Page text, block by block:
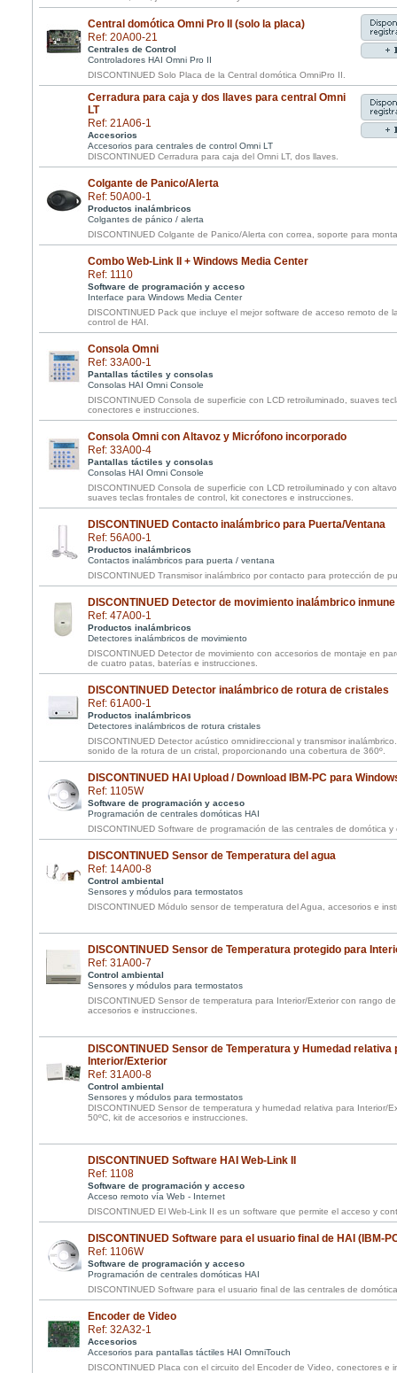
Central domótica Omni Pro II (solo la placa)
Ref: 20A00-21
Centrales de Control
Controladores HAI Omni Pro II
DISCONTINUED Solo Placa de la Central domótica OmniPro II.
Cerradura para caja y dos llaves para central Omni
LT
Ref: 21A06-1
Accesorios
Accesorios para centrales de control Omni LT
DISCONTINUED Cerradura para caja del Omni LT, dos llaves.
Colgante de Panico/Alerta
Ref: 50A00-1
Productos inalámbricos
Colgantes de pánico / alerta
DISCONTINUED Colgante de Panico/Alerta con correa, soporte para
Combo Web-Link II + Windows Media Center
Ref: 1110
Software de programación y acceso
Interface para Windows Media Center
DISCONTINUED Pack que incluye el mejor software de acceso remoto de
control de HAI.
Consola Omni
Ref: 33A00-1
Pantallas táctiles y consolas
Consolas HAI Omni Console
DISCONTINUED Consola de superficie con LCD retroiluminado, suaves
conectores e instrucciones.
Consola Omni con Altavoz y Micrófono incorporado
Ref: 33A00-4
Pantallas táctiles y consolas
Consolas HAI Omni Console
DISCONTINUED Consola de superficie con LCD retroiluminado y con
suaves teclas frontales de control, kit conectores e instrucciones.
DISCONTINUED Contacto inalámbrico para Puerta/Ventana
Ref: 56A00-1
Productos inalámbricos
Contactos inalámbricos para puerta / ventana
DISCONTINUED Transmisor inalámbrico por contacto para protección de
DISCONTINUED Detector de movimiento inalámbrico
Ref: 47A00-1
Productos inalámbricos
Detectores inalámbricos de movimiento
DISCONTINUED Detector de movimiento con accesorios de montaje en
de cuatro patas, baterías e instrucciones.
DISCONTINUED Detector inalámbrico de rotura de cristales
Ref: 61A00-1
Productos inalámbricos
Detectores inalámbricos de rotura cristales
DISCONTINUED Detector acústico omnidireccional y transmisor
sonido de la rotura de un cristal, proporcionando una cobertura de 360º.
DISCONTINUED HAI Upload / Download IBM-PC para
Ref: 1105W
Software de programación y acceso
Programación de centrales domóticas HAI
DISCONTINUED Software de programación de las centrales de domótica y
DISCONTINUED Sensor de Temperatura del agua
Ref: 14A00-8
Control ambiental
Sensores y módulos para termostatos
DISCONTINUED Módulo sensor de temperatura del Agua, accesorios e
DISCONTINUED Sensor de Temperatura protegido para
Ref: 31A00-7
Control ambiental
Sensores y módulos para termostatos
DISCONTINUED Sensor de temperatura para Interior/Exterior con rango
accesorios e instrucciones.
DISCONTINUED Sensor de Temperatura y Humedad relativa
Interior/Exterior
Ref: 31A00-8
Control ambiental
Sensores y módulos para termostatos
DISCONTINUED Sensor de temperatura y humedad relativa para Interior/
50ºC, kit de accesorios e instrucciones.
DISCONTINUED Software HAI Web-Link II
Ref: 1108
Software de programación y acceso
Acceso remoto vía Web - Internet
DISCONTINUED El Web-Link II es un software que permite el acceso y
DISCONTINUED Software para el usuario final de HAI (IBM-
Ref: 1106W
Software de programación y acceso
Programación de centrales domóticas HAI
DISCONTINUED Software para el usuario final de las centrales de
Encoder de Video
Ref: 32A32-1
Accesorios
Accesorios para pantallas táctiles HAI OmniTouch
DISCONTINUED Placa con el circuito del Encoder de Video, conectores e